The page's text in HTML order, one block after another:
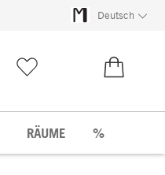
Deutsch
RÄUME %